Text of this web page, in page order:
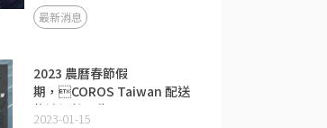
最新消息
2023 農曆春節假
期，COROS Taiwan 配送
物流調整公告
2023-01-15